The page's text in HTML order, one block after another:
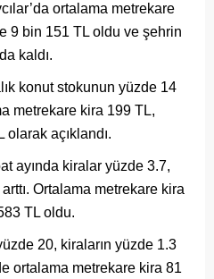
ortalama metrekare
9 bin 151 TL oldu ve şehrin
kaldı.
konut stokunun yüzde 14
metrekare kira 199 TL,
açıklandı.
ayında kiralar yüzde 3.7,
Ortalama metrekare kira
TL oldu.
20, kiraların yüzde 1.3
ortalama metrekare kira 81